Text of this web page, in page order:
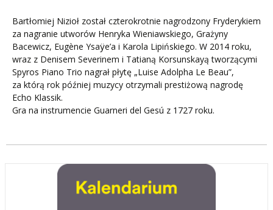
Bartłomiej Nizioł został czterokrotnie nagrodzony Fryderykiem
za nagranie utworów Henryka Wieniawskiego, Grażyny
Bacewicz, Eugène Ysaÿe’a i Karola Lipińskiego. W 2014 roku,
wraz z Denisem Severinem i Tatianą Korsunskayą tworzącymi
Spyros Piano Trio nagrał płytę „Luise Adolpha Le Beau”,
za którą rok później muzycy otrzymali prestiżową nagrodę
Echo Klassik.
Gra na instrumencie Guarneri del Gesú z 1727 roku.